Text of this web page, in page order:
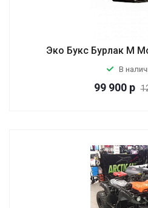
Эко Букс Бурлак М
В
99 900 р